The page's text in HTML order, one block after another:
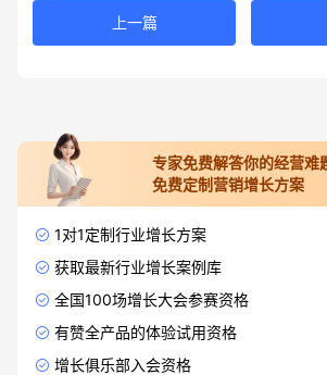
上一篇
专家免费解答你的经营难
免费定制营销增长方案
1对1定制行业增长方案
获取最新行业增长案例库
全国100场增长大会参赛资格
有赞全产品的体验试用资格
增长俱乐部入会资格